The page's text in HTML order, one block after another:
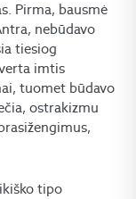
Pirma, bausmė
nebūdavo
tiesiog
imtis
tuomet būdavo
ostrakizmu
tipo